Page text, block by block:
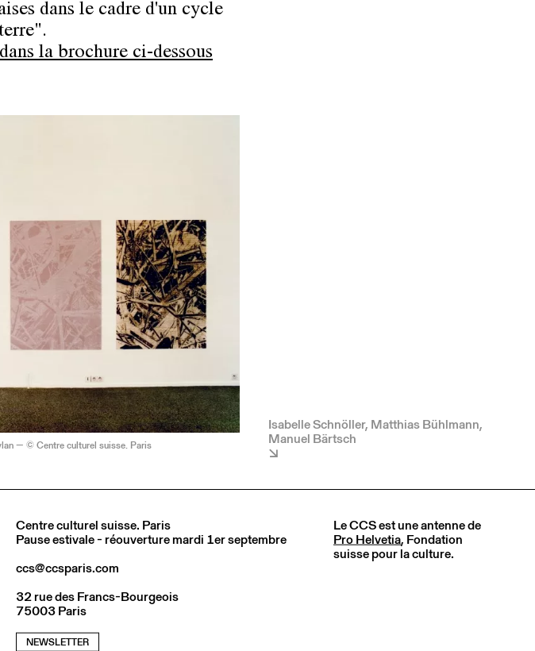
dans le cadre d'un cycle
la brochure ci-dessous
— © Centre culturel suisse. Paris
Isabelle Schnöller, Matthias Bühlmann,
Manuel Bärtsch
Centre culturel suisse. Paris
Pause estivale - réouverture mardi 1er septembre
ccs@ccsparis.com
32 rue des Francs-Bourgeois
75003 Paris
NEWSLETTER
Le CCS est une antenne de
Pro Helvetia, Fondation
suisse pour la culture.